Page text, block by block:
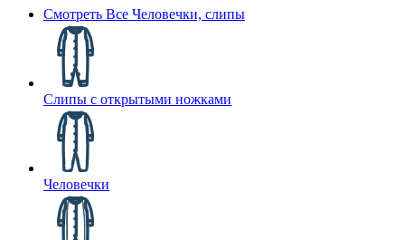
Смотреть Все Человечки, слипы
Слипы с открытыми ножками
Человечки